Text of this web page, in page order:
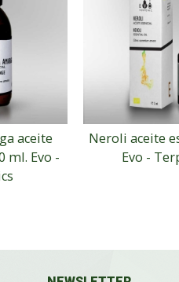
aceite
ml. Evo -
Neroli aceite
Evo -